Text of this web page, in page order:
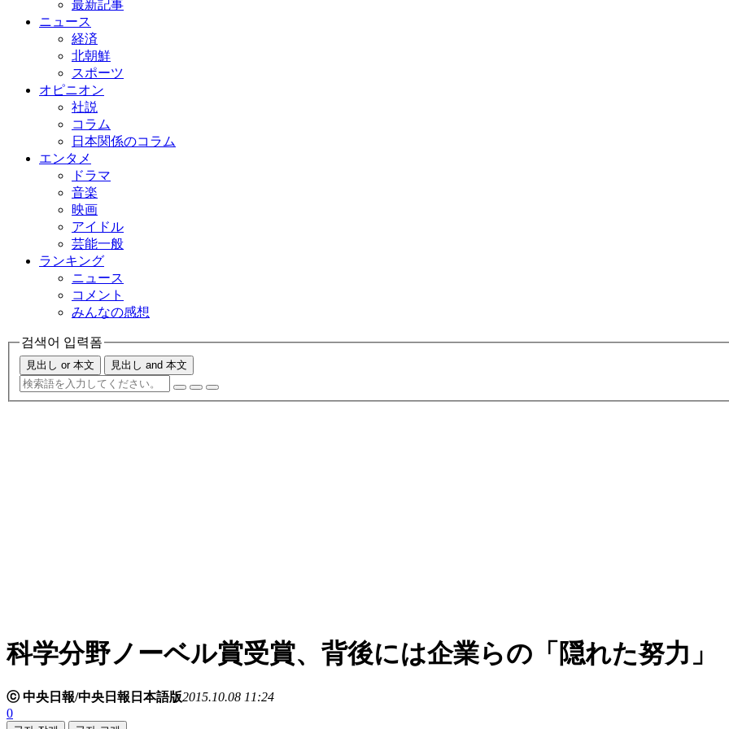
最新記事
ニュース
経済
北朝鮮
スポーツ
オピニオン
社説
コラム
日本関係のコラム
エンタメ
ドラマ
音楽
映画
アイドル
芸能一般
ランキング
ニュース
コメント
みんなの感想
검색어 입력폼
見出し or 本文 見出し and 本文
科学分野ノーベル賞受賞、背後には企業らの「隠れた努力」
ⓒ 中央日報/中央日報日本語版2015.10.08 11:24
0